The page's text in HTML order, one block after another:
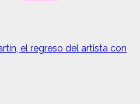
el regreso del artista con